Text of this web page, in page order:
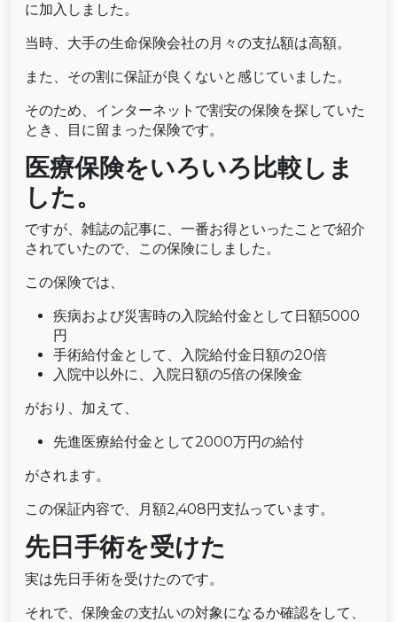
に加入しました。
当時、大手の生命保険会社の月々の支払額は高額。
また、その割に保証が良くないと感じていました。
そのため、インターネットで割安の保険を探していた
とき、目に留まった保険です。
医療保険をいろいろ比較しま
した。
ですが、雑誌の記事に、一番お得といったことで紹介
されていたので、この保険にしました。
この保険では、
疾病および災害時の入院給付金として日額5000
円
手術給付金として、入院給付金日額の20倍
入院中以外に、入院日額の5倍の保険金
がおり、加えて、
先進医療給付金として2000万円の給付
がされます。
この保証内容で、月額2,408円支払っています。
先日手術を受けた
実は先日手術を受けたのです。
それで、保険金の支払いの対象になるか確認をして、